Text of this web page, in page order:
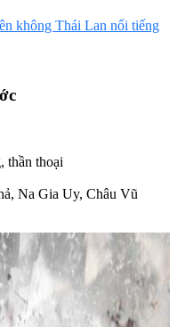
không Thái Lan nổi tiếng
thần thoại
Na Gia Uy, Châu Vũ